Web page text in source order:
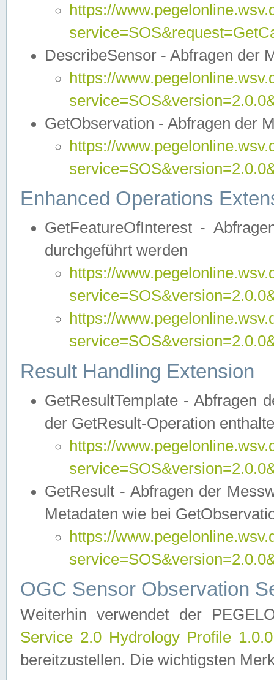
https://
DescribeSensor - Abfragen der
https://
GetObservation - Abfragen der
https://
Enhanced Operations
GetFeatureOfInterest -
durchgeführt werden
https://
https://
Result Handling Extension
GetResultTemplate - Abfragen
der GetResult-Operation
https://
GetResult - Abfragen der
Metadaten wie bei
https://
OGC Sensor Observation
Weiterhin verwendet der
Service 2.0 Hydrology Profile
bereitzustellen. Die wichtigsten